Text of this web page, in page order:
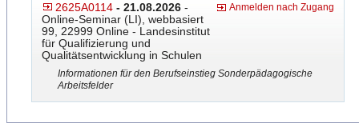
2625A0114 - 21.08.2026 -
Online-Seminar (LI), webbasiert
99, 22999 Online - Landesinstitut
für Qualifizierung und
Qualitätsentwicklung in Schulen
Anmelden nach Zugang
Informationen für den Berufseinstieg Sonderpädagogische
Arbeitsfelder